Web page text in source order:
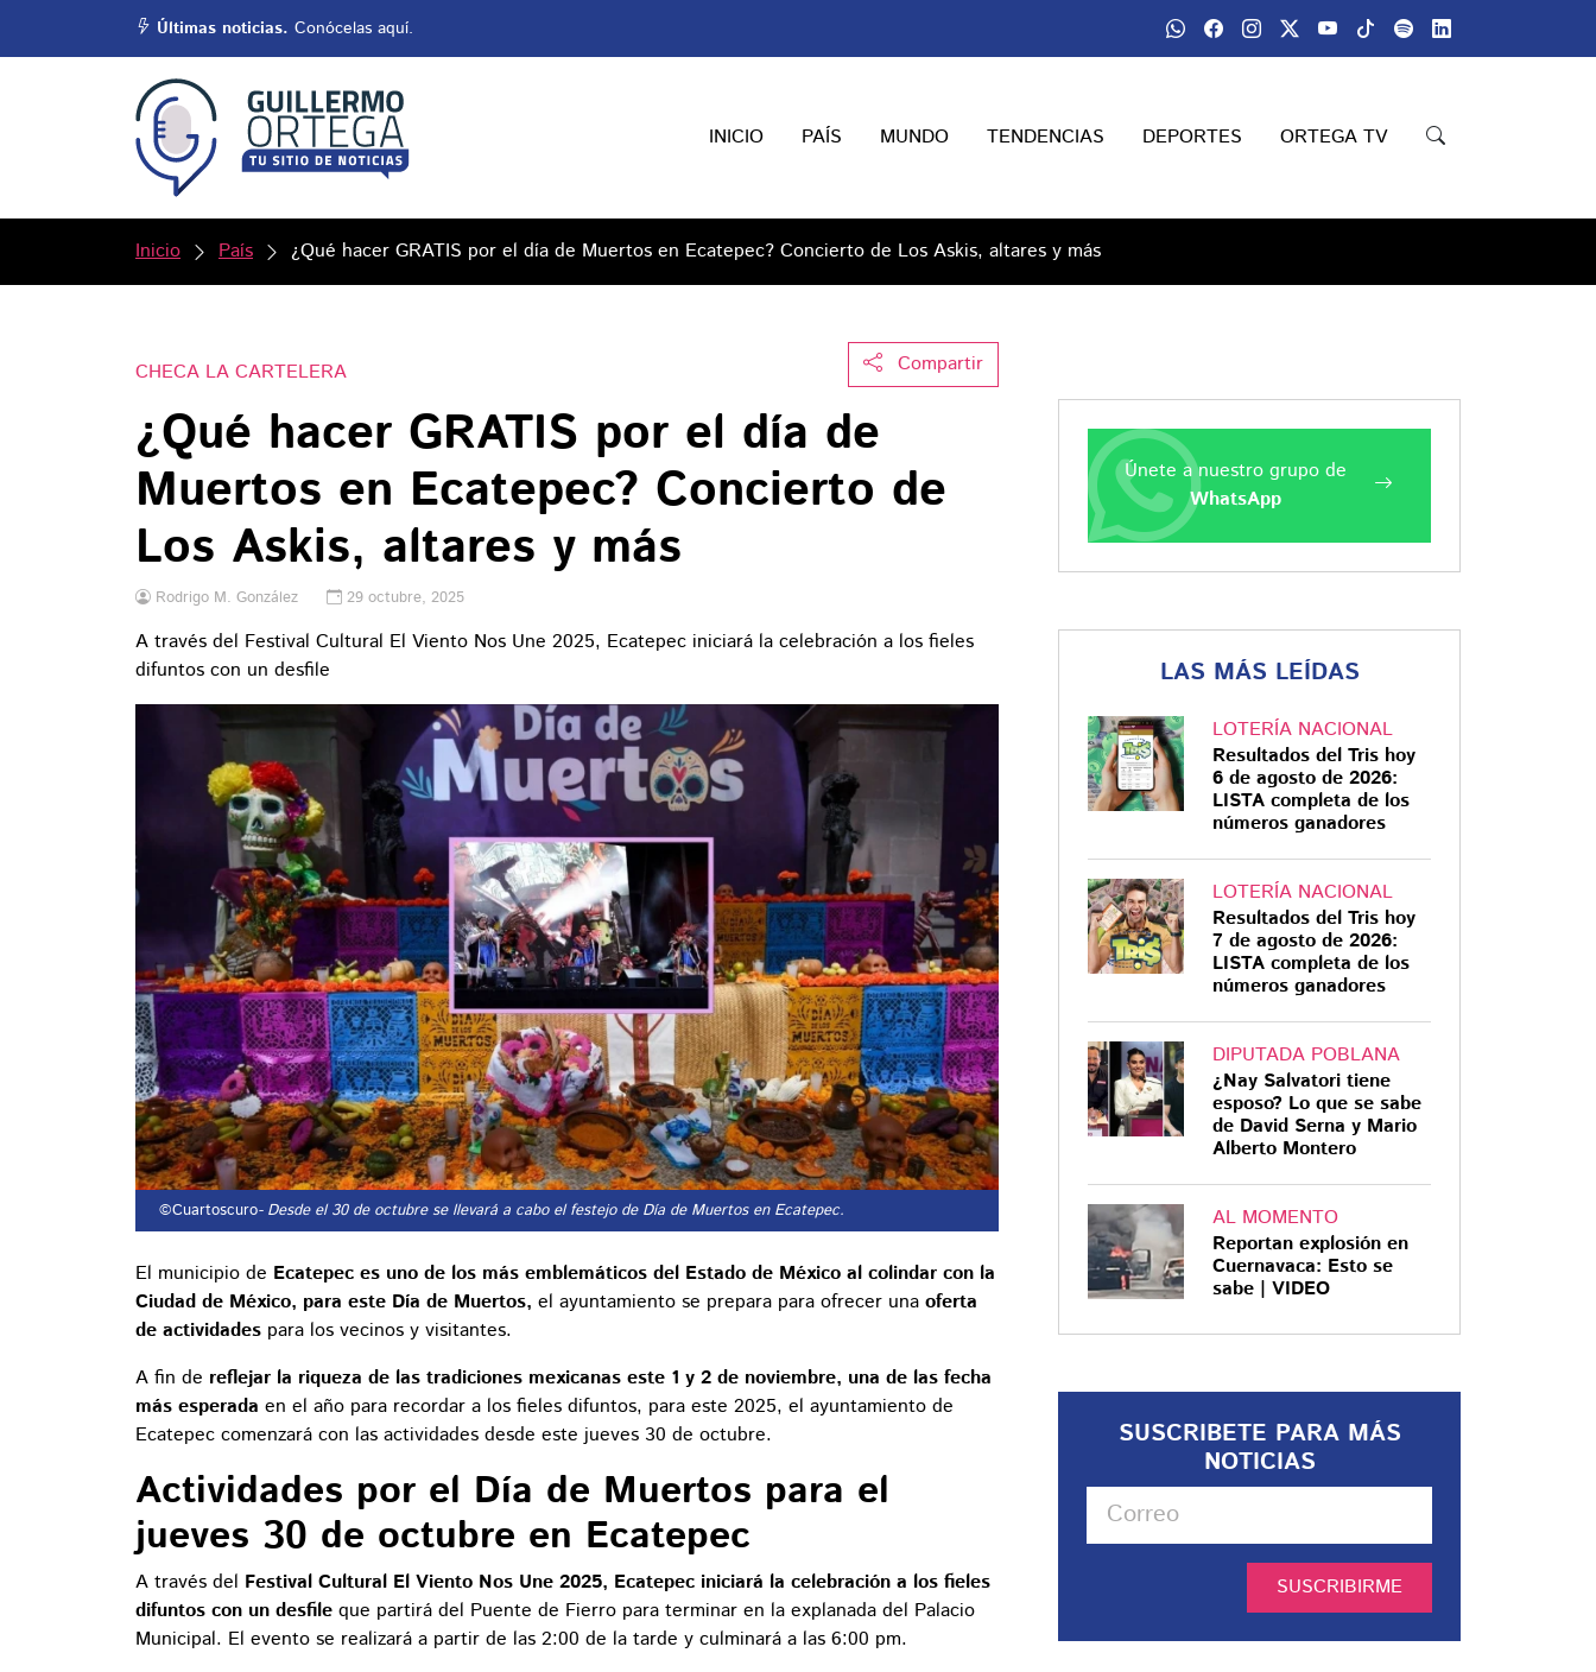
Últimas noticias. Conócelas aquí.
INICIO PAÍS MUNDO TENDENCIAS DEPORTES ORTEGA TV
Inicio País ¿Qué hacer GRATIS por el día de Muertos en Ecatepec? Concierto de Los Askis, altares y más
Compartir
CHECA LA CARTELERA
¿Qué hacer GRATIS por el día de
Muertos en Ecatepec? Concierto de
Los Askis, altares y más
Rodrigo M. González 29 octubre, 2025
A través del Festival Cultural El Viento Nos Une 2025, Ecatepec iniciará la celebración a los fieles
difuntos con un desfile
©Cuartoscuro- Desde el 30 de octubre se llevará a cabo el festejo de Día de Muertos en Ecatepec.
El municipio de Ecatepec es uno de los más emblemáticos del Estado de México al colindar con la
Ciudad de México, para este Día de Muertos, el ayuntamiento se prepara para ofrecer una oferta
de actividades para los vecinos y visitantes.
A fin de reflejar la riqueza de las tradiciones mexicanas este 1 y 2 de noviembre, una de las fecha
más esperada en el año para recordar a los fieles difuntos, para este 2025, el ayuntamiento de
Ecatepec comenzará con las actividades desde este jueves 30 de octubre.
Actividades por el Día de Muertos para el
jueves 30 de octubre en Ecatepec
A través del Festival Cultural El Viento Nos Une 2025, Ecatepec iniciará la celebración a los fieles
difuntos con un desfile que partirá del Puente de Fierro para terminar en la explanada del Palacio
Municipal. El evento se realizará a partir de las 2:00 de la tarde y culminará a las 6:00 pm.
Únete a nuestro grupo de
WhatsApp
LAS MÁS LEÍDAS
LOTERÍA NACIONAL
Resultados del Tris hoy
6 de agosto de 2026:
LISTA completa de los
números ganadores
LOTERÍA NACIONAL
Resultados del Tris hoy
7 de agosto de 2026:
LISTA completa de los
números ganadores
DIPUTADA POBLANA
¿Nay Salvatori tiene
esposo? Lo que se sabe
de David Serna y Mario
Alberto Montero
AL MOMENTO
Reportan explosión en
Cuernavaca: Esto se
sabe | VIDEO
SUSCRIBETE PARA MÁS
NOTICIAS
SUSCRIBIRME